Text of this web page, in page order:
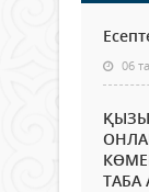
06
ТАБА